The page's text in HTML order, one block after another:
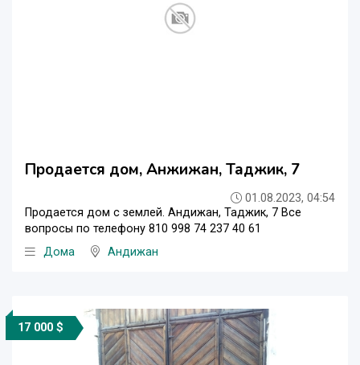
Продается дом, Анжижан, Таджик, 7
01.08.2023, 04:54
Продается дом с землей. Андижан, Таджик, 7 Все
вопросы по телефону 810 998 74 237 40 61
Дома
Андижан
17 000 $